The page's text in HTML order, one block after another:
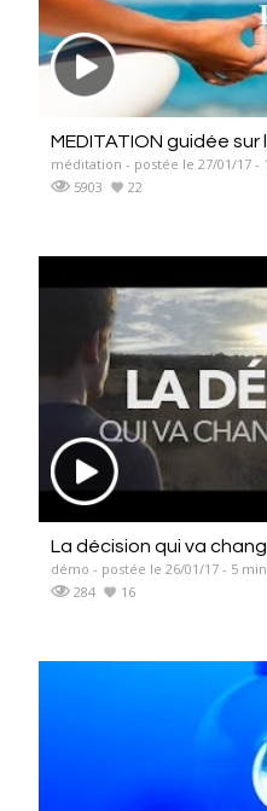
MEDITATION guidée sur
méditation - postée le 27/01/17 -
5903
22
La décision qui va
démo - postée le 26/01/17 - 5 min
284
16